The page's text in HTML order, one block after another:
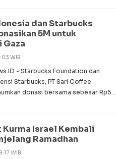
dan Starbucks
5M untuk
Gaza
WIB
- Starbucks Foundation dan
Starbucks, PT Sari Coffee
donasi bersama sebesar Rp5
Kurma Israel Kembali
Ramadhan
WIB